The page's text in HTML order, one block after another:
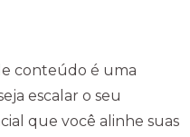
conteúdo é uma
escalar o seu
que você alinhe suas